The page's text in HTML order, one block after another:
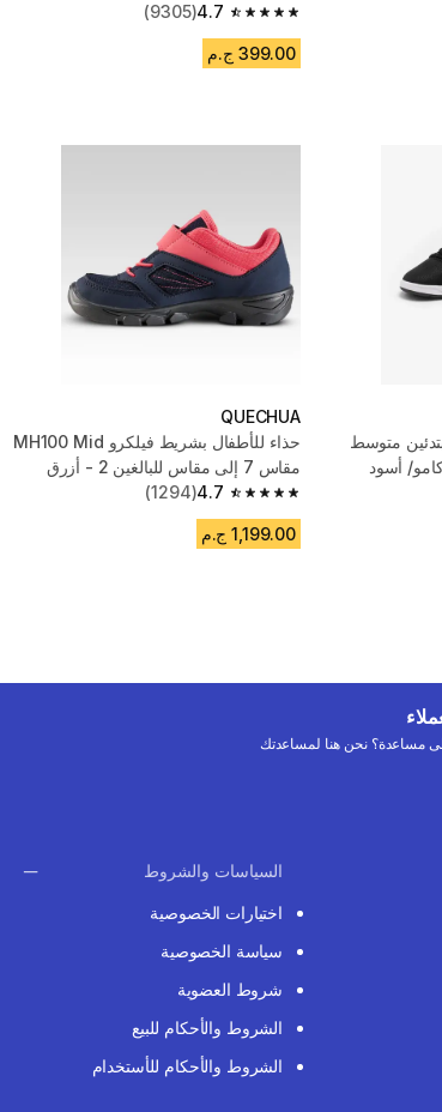
4.7
4.7 out of 5 stars from 9305 reviews
(9305)
399.00 ج.م
متوسط
QUECHUA
حذاء للأطفال بشريط فيلكرو MH100 Mid
مقاس 7 إلى مقاس للبالغين 2 - أزرق
وزهري.
4.7
4.7 out of 5 stars from 1294 reviews
(1294)
1,199.00 ج.م
مساعدة؟ نحن هنا لمساعدتك
السياسات والشروط
اختيارات الخصوصية
سياسة الخصوصية
شروط العضوية
الشروط والأحكام للبيع
الشروط والأحكام للأستخدام